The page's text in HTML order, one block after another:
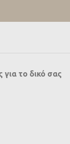
για το δικό σας